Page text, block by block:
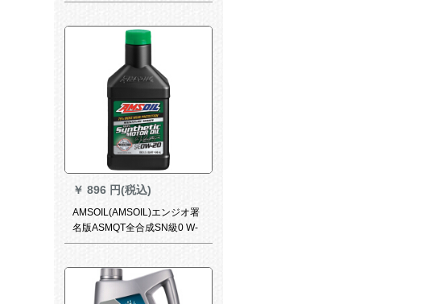
￥ 896 円(税込)
AMSOIL(AMSOIL)エンジオ署
名版ASMQT全合成SN級0 W-
20 946 ml